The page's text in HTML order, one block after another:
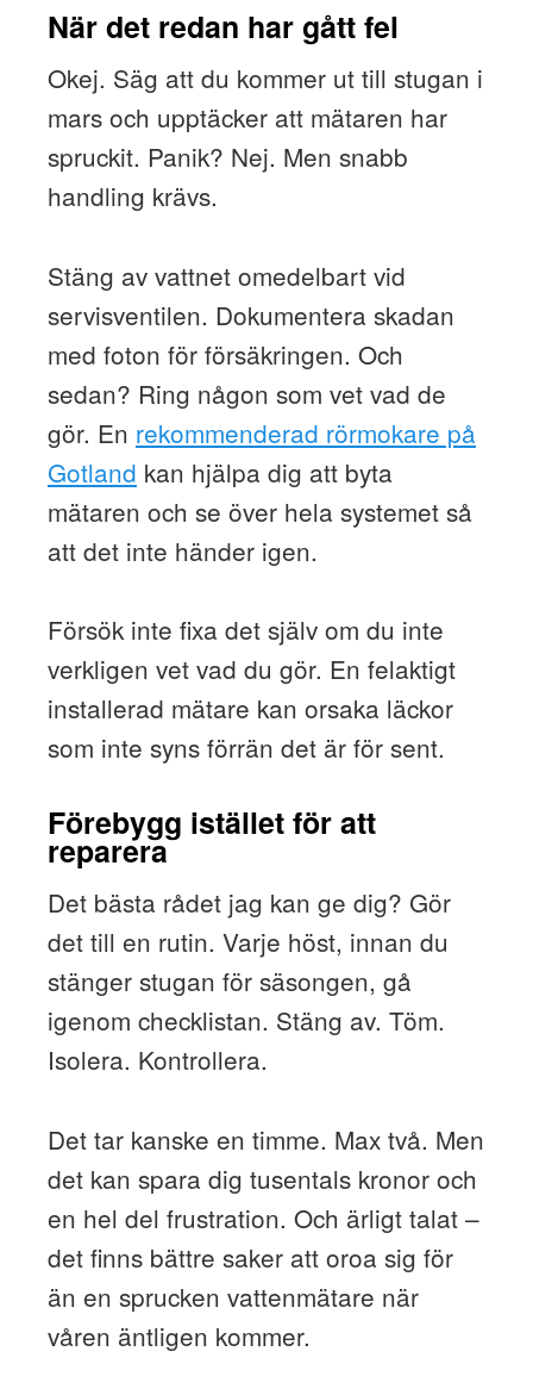
När det redan har gått fel
Okej. Säg att du kommer ut till stugan i
mars och upptäcker att mätaren har
spruckit. Panik? Nej. Men snabb
handling krävs.
Stäng av vattnet omedelbart vid
servisventilen. Dokumentera skadan
med foton för försäkringen. Och
sedan? Ring någon som vet vad de
gör. En rekommenderad rörmokare på
Gotland kan hjälpa dig att byta
mätaren och se över hela systemet så
att det inte händer igen.
Försök inte fixa det själv om du inte
verkligen vet vad du gör. En felaktigt
installerad mätare kan orsaka läckor
som inte syns förrän det är för sent.
Förebygg istället för att
reparera
Det bästa rådet jag kan ge dig? Gör
det till en rutin. Varje höst, innan du
stänger stugan för säsongen, gå
igenom checklistan. Stäng av. Töm.
Isolera. Kontrollera.
Det tar kanske en timme. Max två. Men
det kan spara dig tusentals kronor och
en hel del frustration. Och ärligt talat –
det finns bättre saker att oroa sig för
än en sprucken vattenmätare när
våren äntligen kommer.